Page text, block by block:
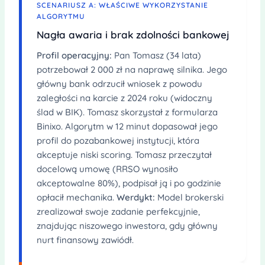
SCENARIUSZ A: WŁAŚCIWE WYKORZYSTANIE
ALGORYTMU
Nagła awaria i brak zdolności bankowej
Profil operacyjny: Pan Tomasz (34 lata)
potrzebował 2 000 zł na naprawę silnika. Jego
główny bank odrzucił wniosek z powodu
zaległości na karcie z 2024 roku (widoczny
ślad w BIK). Tomasz skorzystał z formularza
Binixo. Algorytm w 12 minut dopasował jego
profil do pozabankowej instytucji, która
akceptuje niski scoring. Tomasz przeczytał
docelową umowę (RRSO wynosiło
akceptowalne 80%), podpisał ją i po godzinie
opłacił mechanika. Werdykt: Model brokerski
zrealizował swoje zadanie perfekcyjnie,
znajdując niszowego inwestora, gdy główny
nurt finansowy zawiódł.